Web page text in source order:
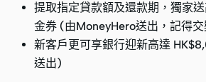
提取指定貸款額及還款期，獨家
金券 (由MoneyHero送出，記得
新客戶更可享銀行迎新高達
送出)